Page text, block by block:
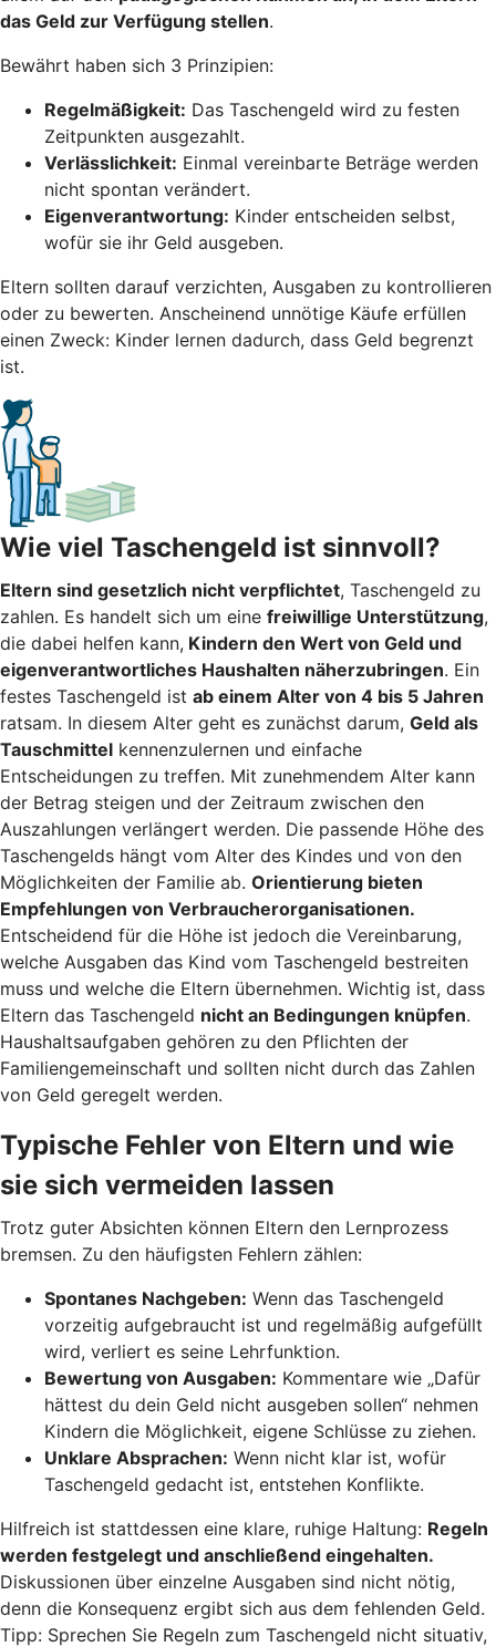
das Geld zur Verfügung stellen.
Bewährt haben sich 3 Prinzipien:
Regelmäßigkeit: Das Taschengeld wird zu festen
Zeitpunkten ausgezahlt.
Verlässlichkeit: Einmal vereinbarte Beträge werden
nicht spontan verändert.
Eigenverantwortung: Kinder entscheiden selbst,
wofür sie ihr Geld ausgeben.
Eltern sollten darauf verzichten, Ausgaben zu kontrollieren
oder zu bewerten. Anscheinend unnötige Käufe erfüllen
einen Zweck: Kinder lernen dadurch, dass Geld begrenzt
ist.
Wie viel Taschengeld ist sinnvoll?
Eltern sind gesetzlich nicht verpflichtet, Taschengeld zu
zahlen. Es handelt sich um eine freiwillige Unterstützung,
die dabei helfen kann, Kindern den Wert von Geld und
eigenverantwortliches Haushalten näherzubringen. Ein
festes Taschengeld ist ab einem Alter von 4 bis 5 Jahren
ratsam. In diesem Alter geht es zunächst darum, Geld als
Tauschmittel kennenzulernen und einfache
Entscheidungen zu treffen. Mit zunehmendem Alter kann
der Betrag steigen und der Zeitraum zwischen den
Auszahlungen verlängert werden. Die passende Höhe des
Taschengelds hängt vom Alter des Kindes und von den
Möglichkeiten der Familie ab. Orientierung bieten
Empfehlungen von Verbraucherorganisationen.
Entscheidend für die Höhe ist jedoch die Vereinbarung,
welche Ausgaben das Kind vom Taschengeld bestreiten
muss und welche die Eltern übernehmen. Wichtig ist, dass
Eltern das Taschengeld nicht an Bedingungen knüpfen.
Haushaltsaufgaben gehören zu den Pflichten der
Familiengemeinschaft und sollten nicht durch das Zahlen
von Geld geregelt werden.
Typische Fehler von Eltern und wie
sie sich vermeiden lassen
Trotz guter Absichten können Eltern den Lernprozess
bremsen. Zu den häufigsten Fehlern zählen:
Spontanes Nachgeben: Wenn das Taschengeld
vorzeitig aufgebraucht ist und regelmäßig aufgefüllt
wird, verliert es seine Lehrfunktion.
Bewertung von Ausgaben: Kommentare wie „Dafür
hättest du dein Geld nicht ausgeben sollen“ nehmen
Kindern die Möglichkeit, eigene Schlüsse zu ziehen.
Unklare Absprachen: Wenn nicht klar ist, wofür
Taschengeld gedacht ist, entstehen Konflikte.
Hilfreich ist stattdessen eine klare, ruhige Haltung: Regeln
werden festgelegt und anschließend eingehalten.
Diskussionen über einzelne Ausgaben sind nicht nötig,
denn die Konsequenz ergibt sich aus dem fehlenden Geld.
Tipp: Sprechen Sie Regeln zum Taschengeld nicht situativ,